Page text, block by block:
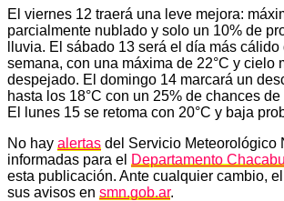
El viernes 12 traerá una leve mejora:
parcialmente nublado y solo un 10% de
lluvia. El sábado 13 será el día más
semana, con una máxima de 22°C y cielo
despejado. El domingo 14 marcará un
hasta los 18°C con un 25% de chances
El lunes 15 se retoma con 20°C y baja
No hay alertas del Servicio Meteorológico
informadas para el Departamento
esta publicación. Ante cualquier cambio,
sus avisos en smn.gob.ar.